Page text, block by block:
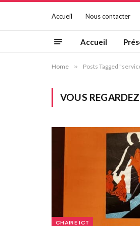
Accueil Nous contacter
Accueil
Home » Posts Tagged
VOUS
CHAIRE ICT